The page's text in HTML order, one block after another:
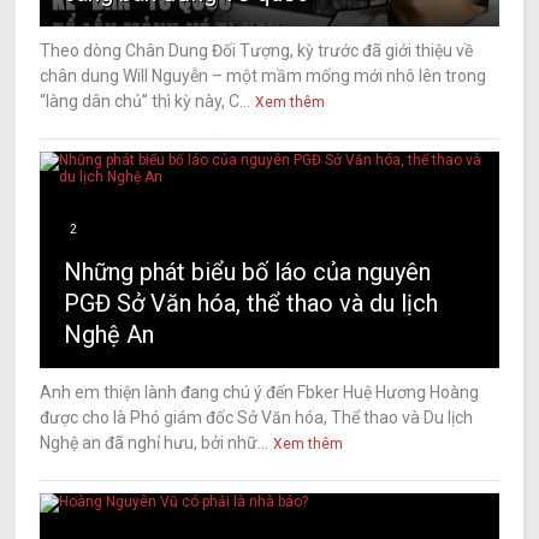
Theo dòng Chân Dung Đối Tượng, kỳ trước đã giới thiệu về
chân dung Will Nguyễn – một mầm mống mới nhô lên trong
“làng dân chủ” thì kỳ này, C...
Xem thêm
2
Những phát biểu bố láo của nguyên
PGĐ Sở Văn hóa, thể thao và du lịch
Nghệ An
Anh em thiện lành đang chú ý đến Fbker Huệ Hương Hoàng
được cho là Phó giám đốc Sở Văn hóa, Thể thao và Du lịch
Nghệ an đã nghỉ hưu, bởi nhữ...
Xem thêm